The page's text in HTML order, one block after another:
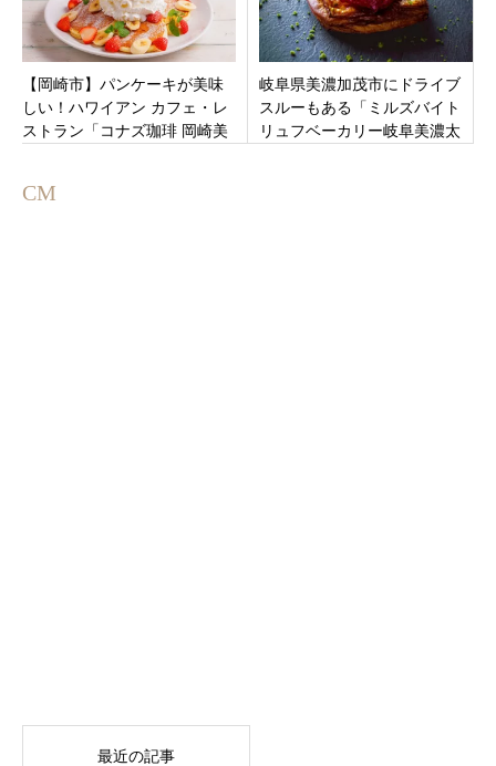
【岡崎市】パンケーキが美味
しい！ハワイアン カフェ・レ
ストラン「コナズ珈琲 岡崎美
岐阜県美濃加茂市にドライブ
スルーもある「ミルズバイト
リュフベーカリー岐阜美濃太
CM
最近の記事